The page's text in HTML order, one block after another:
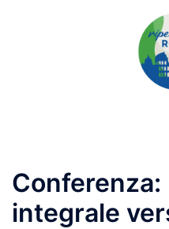
Conferenza:
integrale